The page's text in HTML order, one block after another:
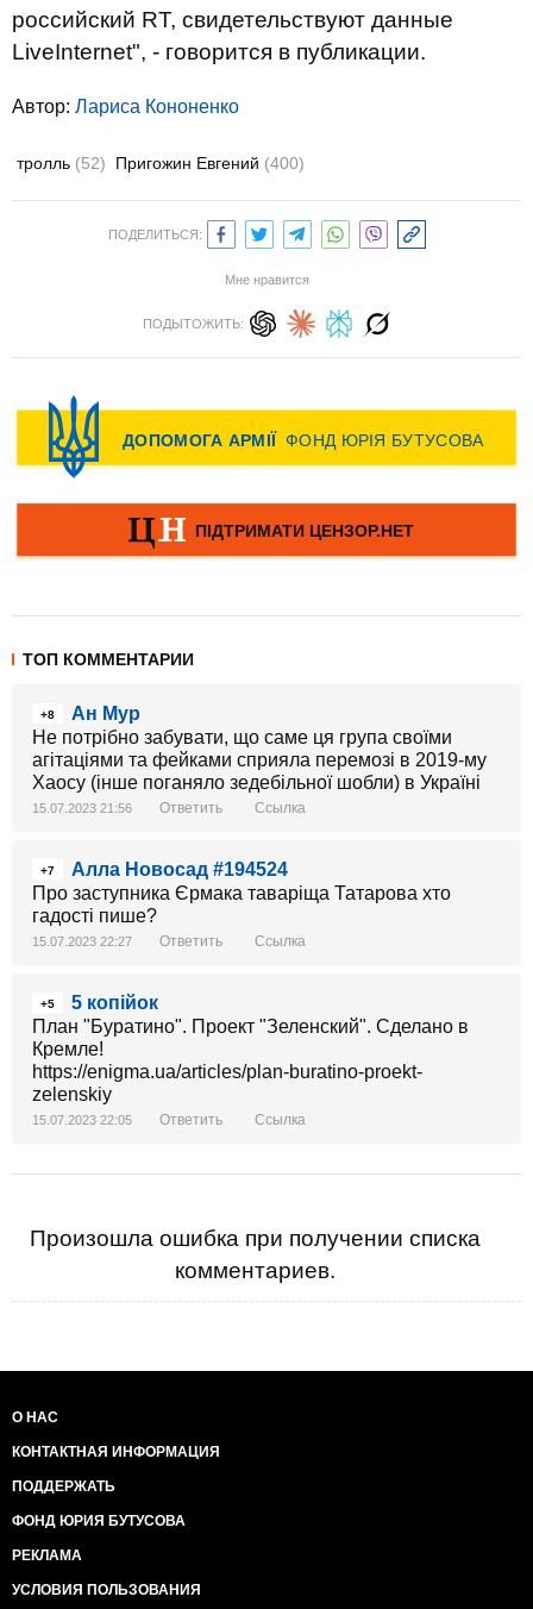
российский RT, свидетельствуют данные
LiveInternet", - говорится в публикации.
Автор: Лариса Кононенко
тролль (52) Пригожин Евгений (400)
ПОДЕЛИТЬСЯ:
Мне нравится
ПОДЫТОЖИТЬ:
ТОП КОММЕНТАРИИ
+8
Ан Мур
Не потрібно забувати, що саме ця група своїми
агітаціями та фейками сприяла перемозі в 2019-му
Хаосу (інше поганяло зедебільної шобли) в Україні
15.07.2023 21:56 Ответить Ссылка
+7
Алла Новосад #194524
Про заступника Єрмака таваріща Татарова хто
гадості пише?
15.07.2023 22:27 Ответить Ссылка
+5
5 копійок
План "Буратино". Проект "Зеленский". Сделано в
Кремле!
https://enigma.ua/articles/plan-buratino-proekt-
zelenskiy
15.07.2023 22:05 Ответить Ссылка
Произошла ошибка при получении списка
комментариев.
О НАС
КОНТАКТНАЯ ИНФОРМАЦИЯ
ПОДДЕРЖАТЬ
ФОНД ЮРИЯ БУТУСОВА
РЕКЛАМА
УСЛОВИЯ ПОЛЬЗОВАНИЯ